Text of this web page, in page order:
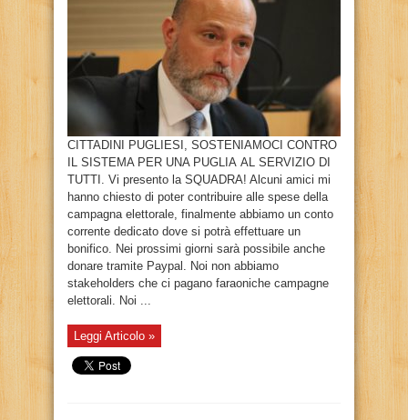
CITTADINI PUGLIESI, SOSTENIAMOCI CONTRO
IL SISTEMA PER UNA PUGLIA AL SERVIZIO DI
TUTTI. Vi presento la SQUADRA! Alcuni amici mi
hanno chiesto di poter contribuire alle spese della
campagna elettorale, finalmente abbiamo un conto
corrente dedicato dove si potrà effettuare un
bonifico. Nei prossimi giorni sarà possibile anche
donare tramite Paypal. Noi non abbiamo
stakeholders che ci pagano faraoniche campagne
elettorali. Noi ...
Leggi Articolo »